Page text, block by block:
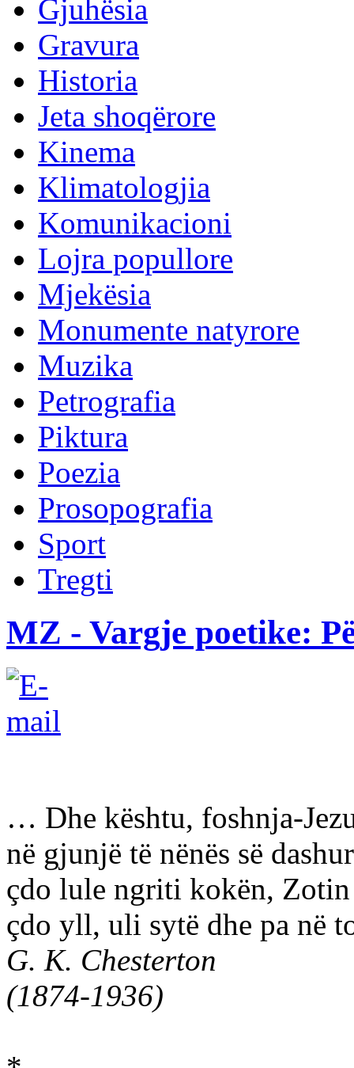
Gjuhësia
Gravura
Historia
Jeta shoqërore
Kinema
Klimatologjia
Komunikacioni
Lojra popullore
Mjekësia
Monumente natyrore
Muzika
Petrografia
Piktura
Poezia
Prosopografia
Sport
Tregti
MZ - Vargje poetike:
… Dhe kështu, foshnja-
në gjunjë të nënës së
çdo lule ngriti kokën,
çdo yll, uli sytë dhe pa në
G. K. Chesterton
(1874-1936)